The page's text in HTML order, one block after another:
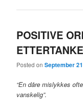
POSITIVE
ETTERTANKE
Posted onSeptember
“En dåre mislykkes
vanskelig”.